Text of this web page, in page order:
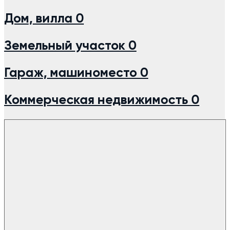
Дом, вилла 0
Земельный участок 0
Гараж, машиноместо 0
Коммерческая недвижимость 0